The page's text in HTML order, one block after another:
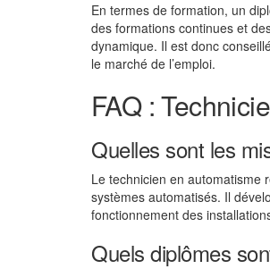
En termes de formation, un
des formations continues et
dynamique. Il est donc
le marché de l’emploi.
FAQ :
Quelles sont les
Le technicien en automatisme
systèmes automatisés. Il
fonctionnement des
Quels diplômes